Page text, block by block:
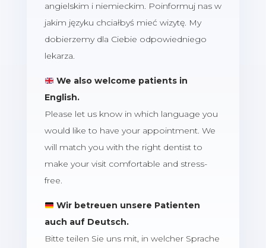
angielskim i niemieckim. Poinformuj nas w
jakim języku chciałbyś mieć wizytę. My
dobierzemy dla Ciebie odpowiedniego
lekarza.
We also welcome patients in
English.
Please let us know in which language you
would like to have your appointment. We
will match you with the right dentist to
make your visit comfortable and stress-
free.
Wir betreuen unsere Patienten
auch auf Deutsch.
Bitte teilen Sie uns mit, in welcher Sprache